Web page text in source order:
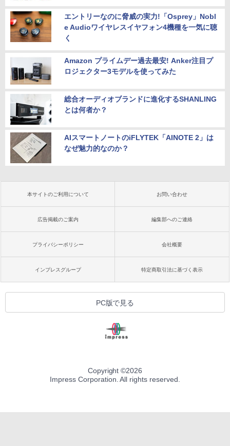
エントリーなのに脅威の実力!「Osprey」Nobl
e Audioワイヤレスイヤフォン4機種を一気に聴
く
Amazon プライムデー過去最安! Anker注目プ
ロジェクター3モデルを使ってみた
総合オーディオブランドに進化するSHANLING
とは何者か？
AIスマートノートのiFLYTEK「AINOTE 2」は
なぜ魅力的なのか？
本サイトのご利用について お問い合わせ
広告掲載のご案内 編集部へのご連絡
プライバシーポリシー 会社概要
インプレスグループ 特定商取引法に基づく表示
PC版で見る
Copyright ©2026
Impress Corporation. All rights reserved.